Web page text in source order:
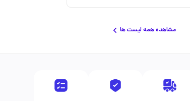
مشاهده همه لیست ها